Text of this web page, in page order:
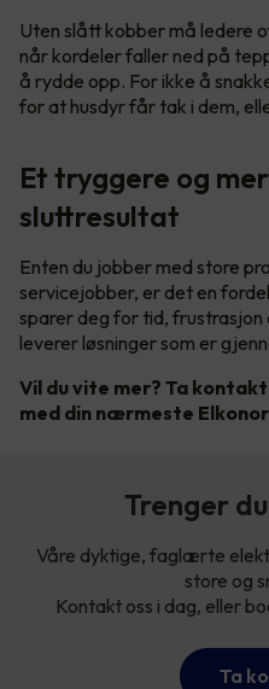
Uten slått kobber må ledere
når kordeler faller ned på
å rydde opp. For ikke å
for at husdyr får tak i dem,
Et tryggere og
sluttresultat
Enten du jobber med store
servicejobber, er det en
sparer deg for tid, frustrasjon
leverer løsninger som er
Vil du vite mer? Ta
med din nærmeste
Trenger
Våre dyktige, faglærte
store og
Kontakt oss i dag, eller
Ta